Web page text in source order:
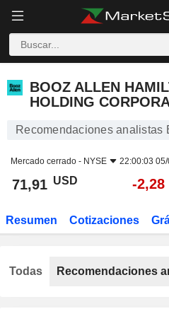
BOOZ ALLEN
HOLDING
Recomendaciones analistas
Mercado cerrado - NYSE 22:00:03
71,91 USD -2,28
Resumen Cotizaciones
Todas Recomendaciones